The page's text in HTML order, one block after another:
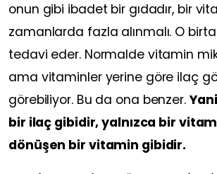
onun gibi ibadet bir gıdadır, bir
zamanlarda fazla alınmalı. O
tedavi eder. Normalde vitamin
ama vitaminler yerine göre ilaç
görebiliyor. Bu da ona benzer.
bir ilaç gibidir, yalnızca bir
dönüşen bir vitamin gibidir.